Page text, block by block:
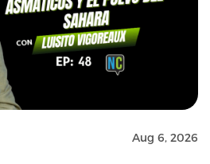
Aug 6, 2026